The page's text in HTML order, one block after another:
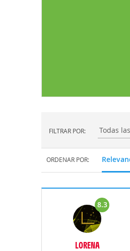
FILTRAR POR: Filtrar por:
ORDENAR POR:
8.3
LORENA